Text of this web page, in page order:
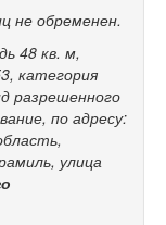
не обременен.
48 кв. м,
категория
разрешенного
по адресу:
улица